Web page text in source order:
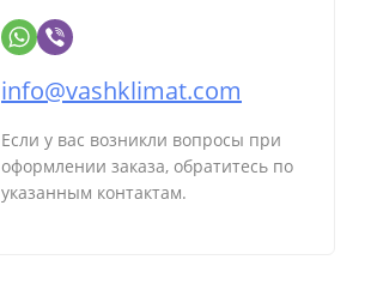
info@vashklimat.com
Если у вас возникли вопросы при
оформлении заказа, обратитесь по
указанным контактам.